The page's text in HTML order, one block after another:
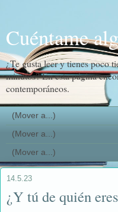
Cuéntame
¿Te gusta leer y tienes poco
minutos? En esta página
contemporáneos.
14.5.23
¿Y tú de quién